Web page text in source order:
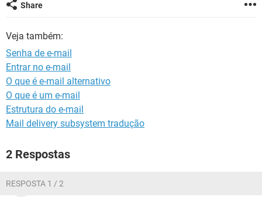
GUIA DE COMPRAS
Share
Veja também:
Senha de e-mail
Entrar no e-mail
O que é e-mail alternativo
O que é um e-mail
Estrutura do e-mail
Mail delivery subsystem tradução
2 Respostas
RESPOSTA 1 / 2